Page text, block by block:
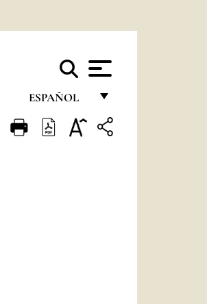
ESPAÑOL
FRANÇAIS